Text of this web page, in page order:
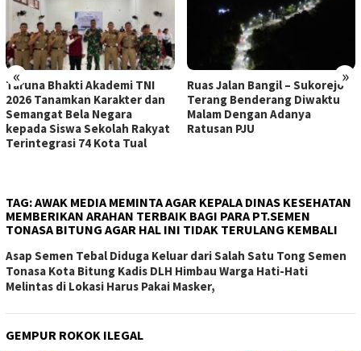
« »
Taruna Bhakti Akademi TNI
2026 Tanamkan Karakter dan
Semangat Bela Negara
kepada Siswa Sekolah Rakyat
Terintegrasi 74 Kota Tual
Ruas Jalan Bangil – Sukorejo
Terang Benderang Diwaktu
Malam Dengan Adanya
Ratusan PJU
TAG:AWAK MEDIA MEMINTA AGAR KEPALA DINAS KESEHATAN
MEMBERIKAN ARAHAN TERBAIK BAGI PARA PT.SEMEN
TONASA BITUNG AGAR HAL INI TIDAK TERULANG KEMBALI
Asap Semen Tebal Diduga Keluar dari Salah Satu Tong Semen
Tonasa Kota Bitung Kadis DLH Himbau Warga Hati-Hati
Melintas di Lokasi Harus Pakai Masker,
GEMPUR ROKOK ILEGAL